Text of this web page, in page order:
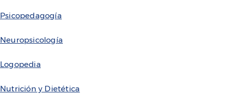
Psicopedagogía
Neuropsicología
Logopedia
Nutrición y Dietética